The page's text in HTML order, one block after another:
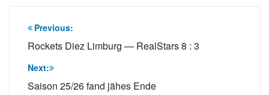
Beitragsnavigation
Previous:
Rockets Diez Limburg — RealStars 8 : 3
Next:
Saison 25/26 fand jähes Ende